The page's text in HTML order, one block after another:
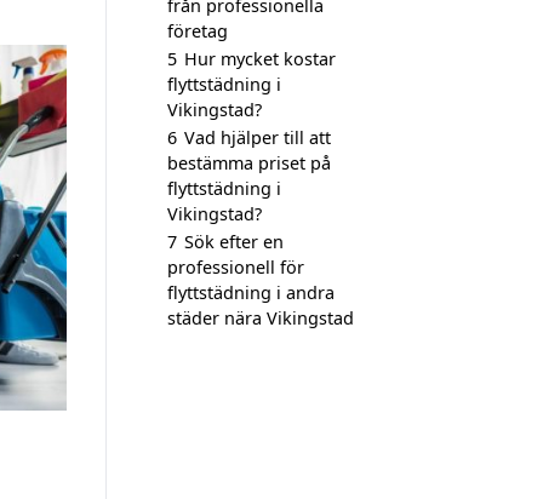
från professionella
företag
5 Hur mycket kostar
flyttstädning i
Vikingstad?
6 Vad hjälper till att
bestämma priset på
flyttstädning i
Vikingstad?
7 Sök efter en
professionell för
flyttstädning i andra
städer nära Vikingstad